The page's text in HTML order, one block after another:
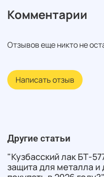
Комментарии
Отзывов еще никто не
Написать отзыв
Другие статьи
"Кузбасский лак БТ-
защита для металла и